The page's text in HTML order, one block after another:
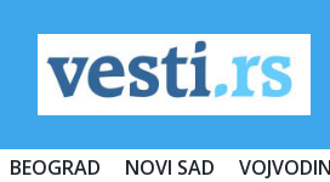
BEOGRAD NOVI SAD